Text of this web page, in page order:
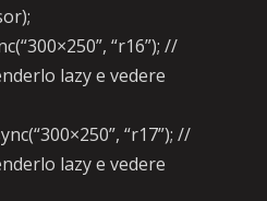
“r16”); //
lazy e vedere
“r17”); //
lazy e vedere